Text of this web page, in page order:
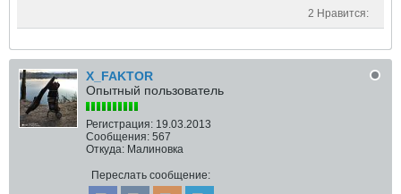
2 Нравится:
X_FAKTOR
Опытный пользователь
Регистрация: 19.03.2013
Сообщения: 567
Откуда: Малиновка
Переслать сообщение: